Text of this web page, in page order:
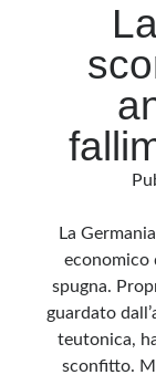
La
economico
spugna.
guardato
teutonica,
sconfitto.